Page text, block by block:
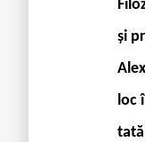
și
loc